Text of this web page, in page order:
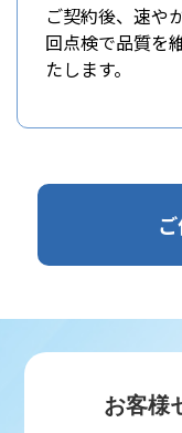
ご契約後、速や
回点検で品質を
たします。
お客様